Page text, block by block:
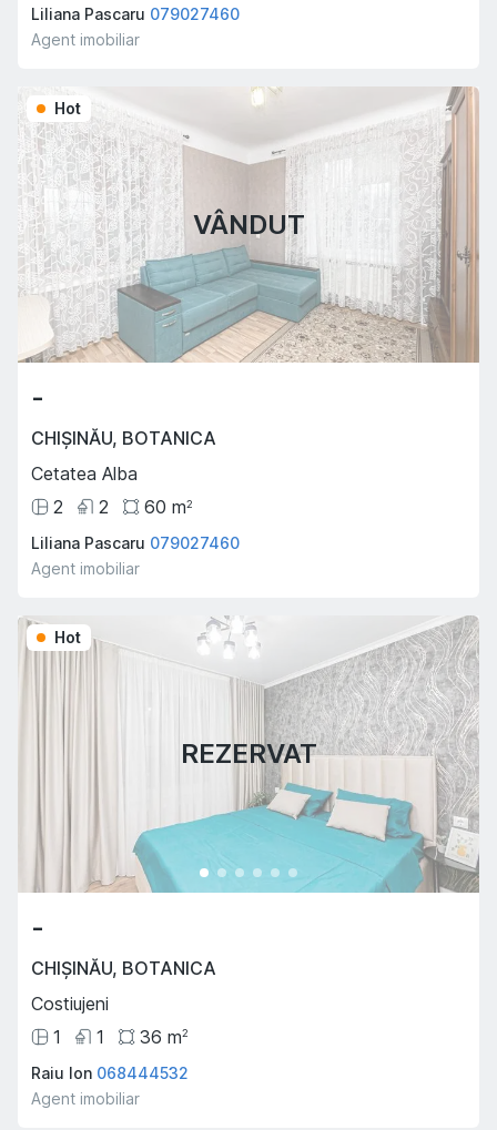
Liliana Pascaru 079027460
Agent imobiliar
VÂNDUT
Hot
-
CHIȘINĂU, BOTANICA
Cetatea Alba
2
2 60 m2
Liliana Pascaru 079027460
Agent imobiliar
REZERVAT
Hot
-
CHIȘINĂU, BOTANICA
Costiujeni
1
1 36 m2
Raiu Ion 068444532
Agent imobiliar